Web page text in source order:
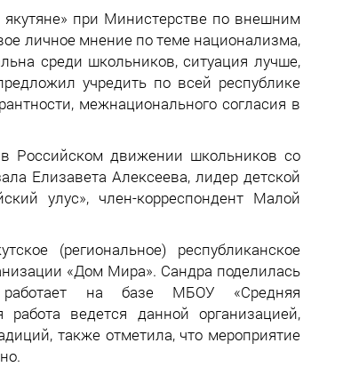
при Министерстве по внешним
личное мнение по теме национализма,
среди школьников, ситуация лучше,
учредить по всей республике
межнационального согласия в
Российском движении школьников со
Елизавета Алексеева, лидер детской
улус», член-корреспондент Малой
(региональное) республиканское
«Дом Мира». Сандра поделилась
на базе МБОУ «Средняя
ведется данной организацией,
также отметила, что мероприятие